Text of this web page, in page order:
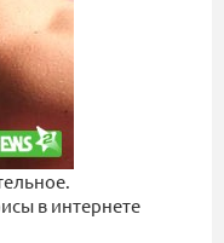
в интернете